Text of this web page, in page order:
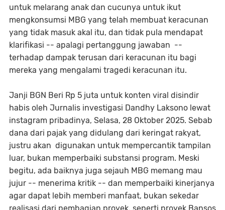
untuk melarang anak dan cucunya untuk ikut
mengkonsumsi MBG yang telah membuat keracunan
yang tidak masuk akal itu, dan tidak pula mendapat
klarifikasi -- apalagi pertanggung jawaban --
terhadap dampak terusan dari keracunan itu bagi
mereka yang mengalami tragedi keracunan itu.
Janji BGN Beri Rp 5 juta untuk konten viral disindir
habis oleh Jurnalis investigasi Dandhy Laksono lewat
instagram pribadinya, Selasa, 28 Oktober 2025. Sebab
dana dari pajak yang didulang dari keringat rakyat,
justru akan digunakan untuk mempercantik tampilan
luar, bukan memperbaiki substansi program. Meski
begitu, ada baiknya juga sejauh MBG memang mau
jujur -- menerima kritik -- dan memperbaiki kinerjanya
agar dapat lebih memberi manfaat, bukan sekedar